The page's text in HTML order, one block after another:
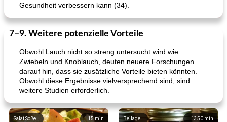
Gesundheit verbessern kann (34).
7–9. Weitere potenzielle Vorteile
Obwohl Lauch nicht so streng untersucht wird wie
Zwiebeln und Knoblauch, deuten neuere Forschungen
darauf hin, dass sie zusätzliche Vorteile bieten könnten.
Obwohl diese Ergebnisse vielversprechend sind, sind
weitere Studien erforderlich.
15min
Salat Soße 1350 min
Beilage